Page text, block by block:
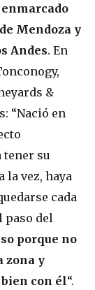
Mendoza y
Andes. En
&
“Nació en
su
la vez, haya
cada
paso del
porque no
zona y
con él“.